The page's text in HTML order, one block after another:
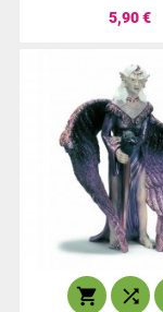
5,90 €
 